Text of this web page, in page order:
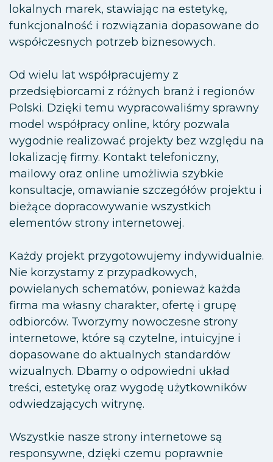
lokalnych marek, stawiając na estetykę,
funkcjonalność i rozwiązania dopasowane do
współczesnych potrzeb biznesowych.
Od wielu lat współpracujemy z
przedsiębiorcami z różnych branż i regionów
Polski. Dzięki temu wypracowaliśmy sprawny
model współpracy online, który pozwala
wygodnie realizować projekty bez względu na
lokalizację firmy. Kontakt telefoniczny,
mailowy oraz online umożliwia szybkie
konsultacje, omawianie szczegółów projektu i
bieżące dopracowywanie wszystkich
elementów strony internetowej.
Każdy projekt przygotowujemy indywidualnie.
Nie korzystamy z przypadkowych,
powielanych schematów, ponieważ każda
firma ma własny charakter, ofertę i grupę
odbiorców. Tworzymy nowoczesne strony
internetowe, które są czytelne, intuicyjne i
dopasowane do aktualnych standardów
wizualnych. Dbamy o odpowiedni układ
treści, estetykę oraz wygodę użytkowników
odwiedzających witrynę.
Wszystkie nasze strony internetowe są
responsywne, dzięki czemu poprawnie